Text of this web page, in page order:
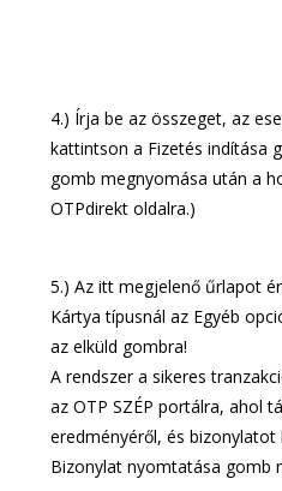
4.) Írja be az összeget, az
kattintson a Fizetés indítása
gomb megnyomása után a
OTPdirekt oldalra.)
5.) Az itt megjelenő űrlapot
Kártya típusnál az Egyéb
az elküld gombra!
A rendszer a sikeres
az OTP SZÉP portálra, ahol
eredményéről, és
Bizonylat nyomtatása gomb